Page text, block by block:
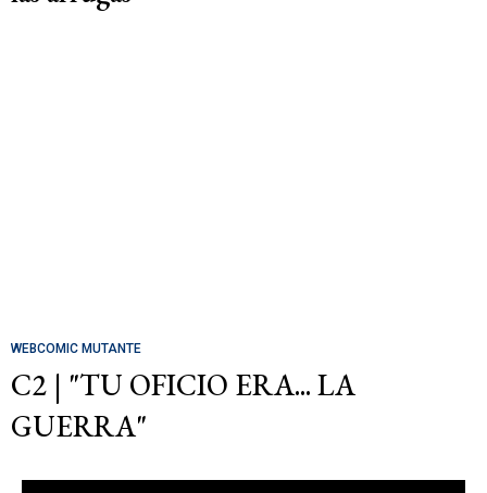
WEBCOMIC MUTANTE
C2 | "TU OFICIO ERA... LA
GUERRA"